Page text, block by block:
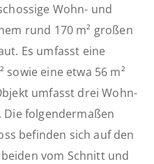
Wohn- und
rund 170 m² großen
Es umfasst eine
sowie eine etwa 56 m²
umfasst drei Wohn-
Die folgendermaßen
befinden sich auf den
vom Schnitt und